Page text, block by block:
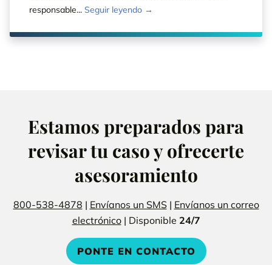
responsable... Seguir leyendo →
Estamos preparados para
revisar tu caso y ofrecerte
asesoramiento
800-538-4878 | Envíanos un SMS| Envíanos un correo
electrónico| Disponible 24/7
PONTE EN CONTACTO